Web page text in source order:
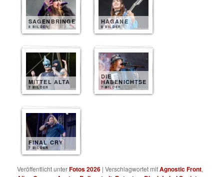
SAGENBRINGER
8 BILDER
HAGANE
8 BILDER
MITTEL ALTA
7 BILDER
DIE
HABENICHTSE
7 BILDER
FINAL CRY
7 BILDER
Veröffentlicht unterFotos 2026 |Verschlagwortet mitAgnostic Front,